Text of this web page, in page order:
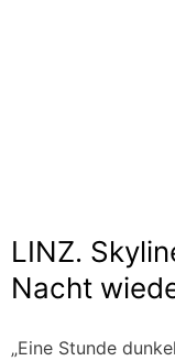
LINZ.
Nacht
„Eine Stunde